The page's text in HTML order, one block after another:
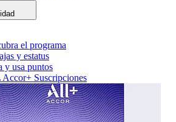
el programa
y estatus
y usa puntos
Suscripciones